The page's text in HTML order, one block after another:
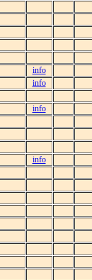
info
info
info
info